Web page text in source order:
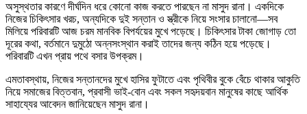
অসুস্থতার কারণে দীর্ঘদিন ধরে কোনো কাজ করতে পারছেন না মাসুদ রানা। একদিকে
নিজের চিকিৎসার খরচ, অন্যদিকে দুই সন্তান ও স্ত্রীকে নিয়ে সংসার চালানো—সব
মিলিয়ে পরিবারটি আজ চরম মানবিক বিপর্যয়ের মুখে পড়েছে। চিকিৎসার টাকা জোগাড় তো
দূরের কথা, বর্তমানে দুমুঠো অন্নসংস্থান করাই তাদের জন্য কঠিন হয়ে পড়েছে।
পরিবারটি এখন প্রায় পথে বসার উপক্রম।
এমতাবস্থায়, নিজের সন্তানদের মুখে হাসির ফুটাতে এবং পৃথিবীর বুকে বেঁচে থাকার আকুতি
নিয়ে সমাজের বিত্তবান, প্রবাসী ভাই-বোন এবং সকল সহৃদয়বান মানুষের কাছে আর্থিক
সাহায্যের আবেদন জানিয়েছেন মাসুদ রানা।